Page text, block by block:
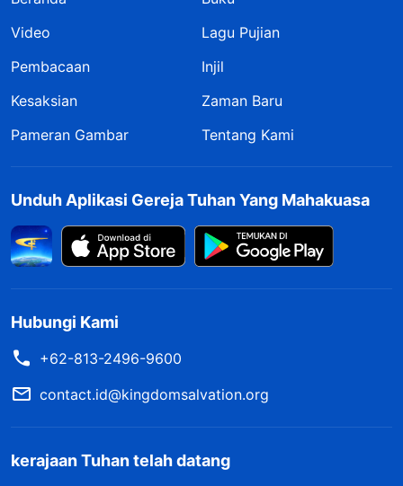
Video
Lagu Pujian
Pembacaan
Injil
Kesaksian
Zaman Baru
Pameran Gambar
Tentang Kami
Unduh Aplikasi Gereja Tuhan Yang Mahakuasa
Hubungi Kami
+62-813-2496-9600
contact.id@kingdomsalvation.org
kerajaan Tuhan telah datang